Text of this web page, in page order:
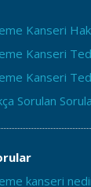
Kanseri
Kanseri
Kanseri
Sorulan
kanseri